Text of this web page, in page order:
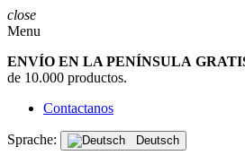
close
Menu
ENVÍO EN LA PENÍNSULA
de 10.000 productos.
Contactanos
Sprache: Deutsch